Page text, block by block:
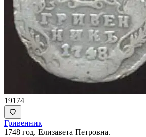
19174
Гривенник
1748 год. Елизавета Петровна.